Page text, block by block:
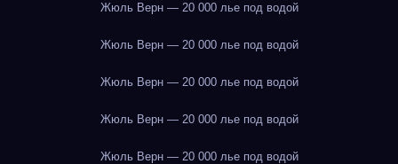
Жюль Верн — 20 000 лье под водой
Жюль Верн — 20 000 лье под водой
Жюль Верн — 20 000 лье под водой
Жюль Верн — 20 000 лье под водой
Жюль Верн — 20 000 лье под водой